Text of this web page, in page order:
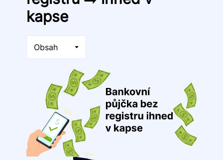
kapse
Obsah